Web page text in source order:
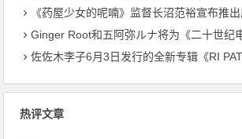
《药屋少女的呢喃》监督长沼范裕宣布推出原创忍
Ginger Root和五阿弥ルナ将为《二十世纪电气
佐佐木李子6月3日发行的全新专辑《RI PATHOS》中 主打曲《桃李
热评文章